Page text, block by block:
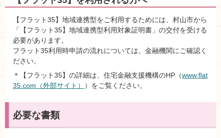
【フラット35】地域連携型をご利用するためには、村山市から
「【フラット35】地域連携型利用対象証明書」の交付を受ける
必要があります。
フラット35利用時申請の流れについては、金融機関にご確認く
ださい。
＊【フラット35】の詳細は、住宅金融支援機構のHP（www.flat
35.com（外部サイト）
）をご覧ください。
必要な書類